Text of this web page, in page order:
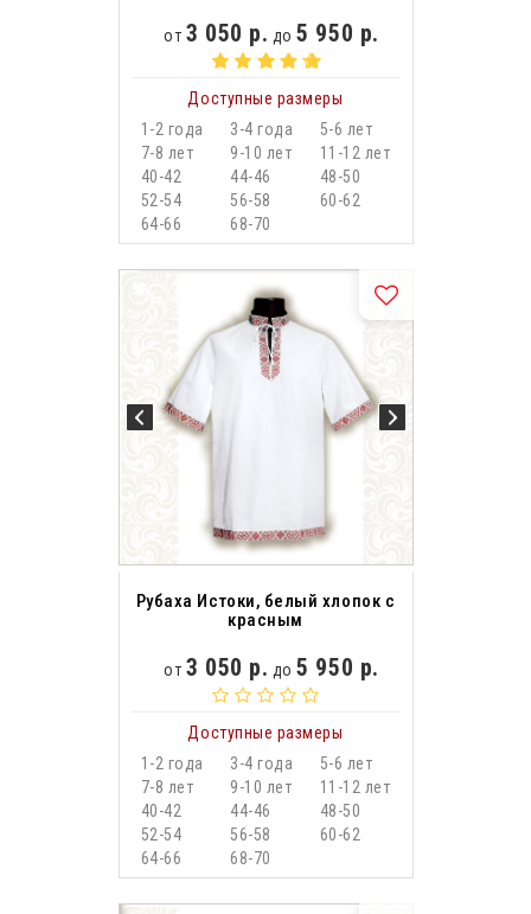
от 3 050 р. до5 950 р.
Доступные размеры
1-2 года
3-4 года
5-6 лет
7-8 лет
9-10 лет
11-12 лет
40-42
44-46
48-50
52-54
56-58
60-62
64-66
68-70
Рубаха Истоки, белый хлопок с
красным
от 3 050 р. до5 950 р.
Доступные размеры
1-2 года
3-4 года
5-6 лет
7-8 лет
9-10 лет
11-12 лет
40-42
44-46
48-50
52-54
56-58
60-62
64-66
68-70